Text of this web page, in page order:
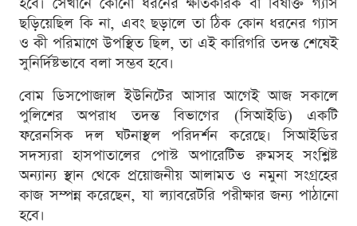
ছড়িয়েছিল কি না, এবং ছড়ালে তা ঠিক কোন ধরনের গ্যাস
ও কী পরিমাণে উপস্থিত ছিল, তা এই কারিগরি তদন্ত শেষেই
সুনির্দিষ্টভাবে বলা সম্ভব হবে।
বোম ডিসপোজাল ইউনিটের আসার আগেই আজ সকালে
পুলিশের অপরাধ তদন্ত বিভাগের (সিআইডি) একটি
ফরেনসিক দল ঘটনাস্থল পরিদর্শন করেছে। সিআইডির
সদস্যরা হাসপাতালের পোস্ট অপারেটিভ রুমসহ সংশ্লিষ্ট
অন্যান্য স্থান থেকে প্রয়োজনীয় আলামত ও নমুনা সংগ্রহের
কাজ সম্পন্ন করেছেন, যা ল্যাবরেটরি পরীক্ষার জন্য পাঠানো
হবে।